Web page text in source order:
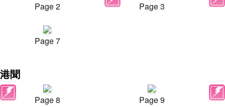
Page 2 Page 3
Page 7
港聞
Page 8 Page 9